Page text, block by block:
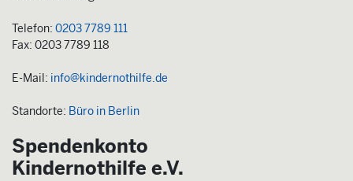
Telefon: 0203 7789 111
Fax: 0203 7789 118
E-Mail: info@kindernothilfe.de
Standorte: Büro in Berlin
Spendenkonto
Kindernothilfe e.V.